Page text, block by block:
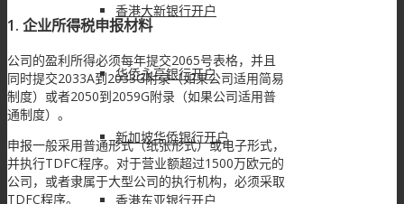
香港大新银行开户
华侨永亨银行开户
新加坡华侨银行开户
香港东亚银行开户
1. 企业所得税申报材料
公司的盈利所得必须每年提交2065号表格，并且
同时提交2033A到2033G附录（如果公司适用简易
制度）或者2050到2059G附录（如果公司适用普
通制度）。
申报一般采用普通形式（纸张形式）或电子形式，
并执行TDFC程序。对于营业额超过1500万欧元的
公司，或者隶属于大型公司的执行机构，必须采取
TDFC程序。